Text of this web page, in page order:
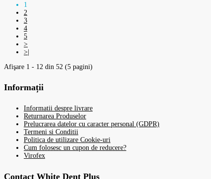
1
2
3
4
5
>
>|
Afişare 1 - 12 din 52 (5 pagini)
Informații
Informatii despre livrare
Returnarea Produselor
Prelucrarea datelor cu caracter personal (GDPR)
Termeni si Conditii
Politica de utilizare Cookie-uri
Cum folosesc un cupon de reducere?
Virofex
Contact White Dent Plus